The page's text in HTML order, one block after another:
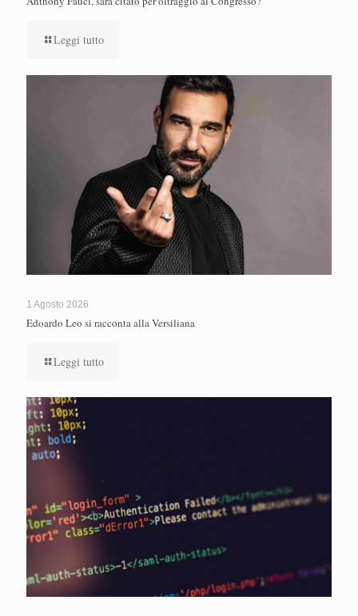
Leggi tutto
1 Agosto 2026
Edoardo Leo si racconta alla Versiliana
Leggi tutto